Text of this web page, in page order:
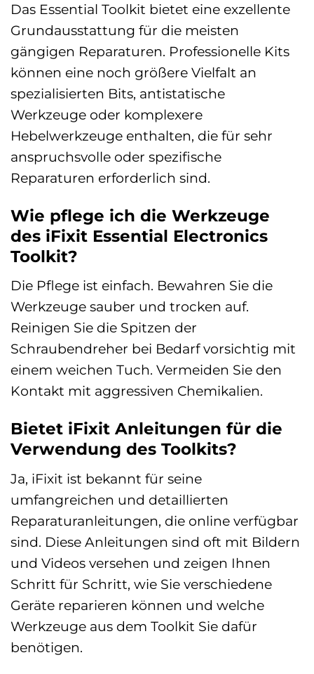
Das Essential Toolkit bietet eine exzellente
Grundausstattung für die meisten
gängigen Reparaturen. Professionelle Kits
können eine noch größere Vielfalt an
spezialisierten Bits, antistatische
Werkzeuge oder komplexere
Hebelwerkzeuge enthalten, die für sehr
anspruchsvolle oder spezifische
Reparaturen erforderlich sind.
Wie pflege ich die Werkzeuge
des iFixit Essential Electronics
Toolkit?
Die Pflege ist einfach. Bewahren Sie die
Werkzeuge sauber und trocken auf.
Reinigen Sie die Spitzen der
Schraubendreher bei Bedarf vorsichtig mit
einem weichen Tuch. Vermeiden Sie den
Kontakt mit aggressiven Chemikalien.
Bietet iFixit Anleitungen für die
Verwendung des Toolkits?
Ja, iFixit ist bekannt für seine
umfangreichen und detaillierten
Reparaturanleitungen, die online verfügbar
sind. Diese Anleitungen sind oft mit Bildern
und Videos versehen und zeigen Ihnen
Schritt für Schritt, wie Sie verschiedene
Geräte reparieren können und welche
Werkzeuge aus dem Toolkit Sie dafür
benötigen.